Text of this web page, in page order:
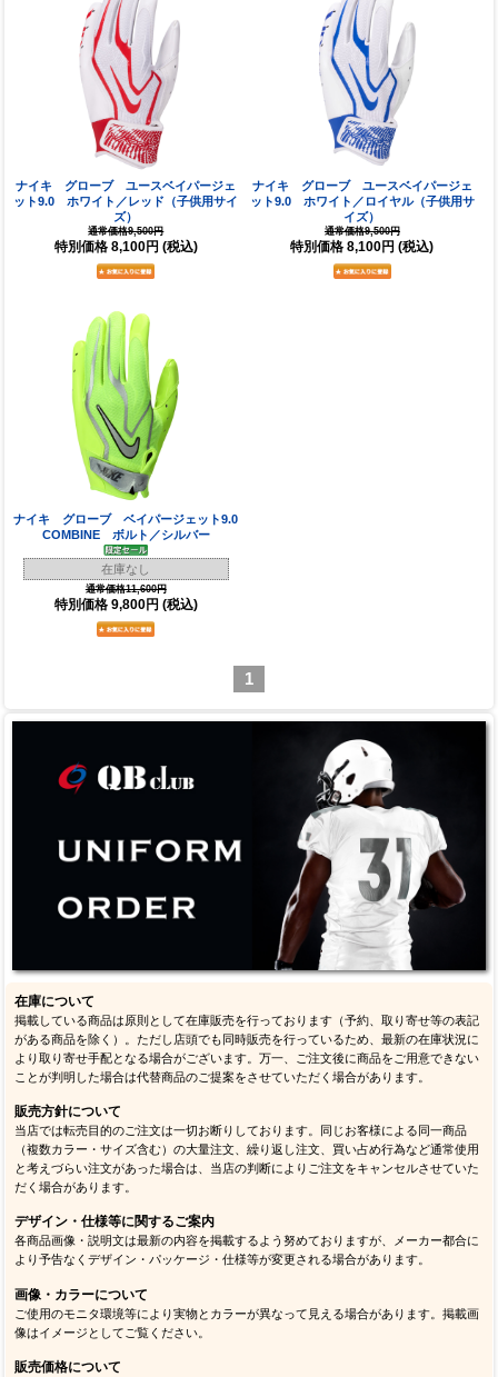
ナイキ グローブ ユースベイパージェ
ット9.0 ホワイト／レッド（子供用サイ
ズ）
通常価格9,500円
特別価格 8,100円 (税込)
ナイキ グローブ ユースベイパージェ
ット9.0 ホワイト／ロイヤル（子供用サ
イズ）
通常価格9,500円
特別価格 8,100円 (税込)
ナイキ グローブ ベイパージェット9.0
COMBINE ボルト／シルバー
在庫なし
通常価格11,600円
特別価格 9,800円 (税込)
1
在庫について
掲載している商品は原則として在庫販売を行っております（予約、取り寄せ等の表記
がある商品を除く）。ただし店頭でも同時販売を行っているため、最新の在庫状況に
より取り寄せ手配となる場合がございます。万一、ご注文後に商品をご用意できない
ことが判明した場合は代替商品のご提案をさせていただく場合があります。
販売方針について
当店では転売目的のご注文は一切お断りしております。同じお客様による同一商品
（複数カラー・サイズ含む）の大量注文、繰り返し注文、買い占め行為など通常使用
と考えづらい注文があった場合は、当店の判断によりご注文をキャンセルさせていた
だく場合があります。
デザイン・仕様等に関するご案内
各商品画像・説明文は最新の内容を掲載するよう努めておりますが、メーカー都合に
より予告なくデザイン・パッケージ・仕様等が変更される場合があります。
画像・カラーについて
ご使用のモニタ環境等により実物とカラーが異なって見える場合があります。掲載画
像はイメージとしてご覧ください。
販売価格について